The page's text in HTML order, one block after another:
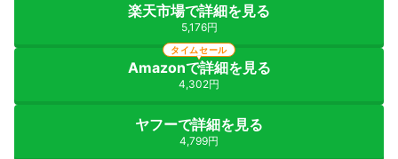
楽天市場で詳細を見る
5,176円
Amazonで詳細を見る
4,302円
タイムセール
ヤフーで詳細を見る
4,799円